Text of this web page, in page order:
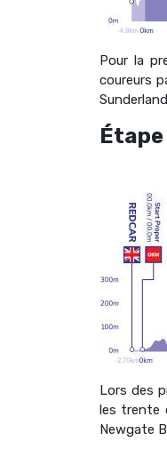
Pour la
coureurs
Étape
Lors des
les trente
Newgate